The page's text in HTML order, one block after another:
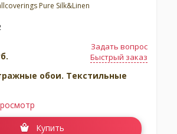
Pure Silk&Linen
Задать вопрос
Быстрый заказ
обои. Текстильные
Купить